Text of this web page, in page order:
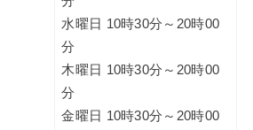
水曜日 10時30分～20時00
分
木曜日 10時30分～20時00
分
金曜日 10時30分～20時00